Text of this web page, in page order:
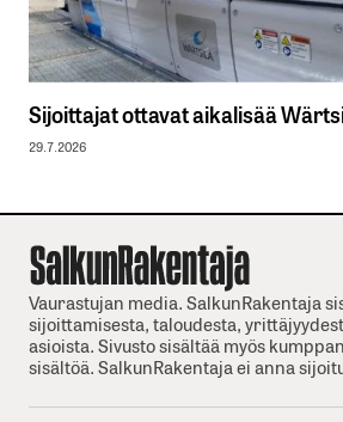
Sijoittajat ottavat aikalisää
29.7.2026
Vaurastujan media. SalkunRakentaja
sijoittamisesta, taloudesta,
asioista. Sivusto sisältää myös
sisältöä. SalkunRakentaja ei anna